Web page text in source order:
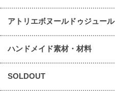
アトリエボヌールドゥジュール
ハンドメイド素材・材料
SOLDOUT